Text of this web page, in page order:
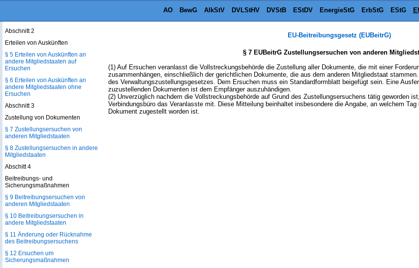
AO BewG AlkStV DVLStHV DVStB EStDV EnergieStG ErbStG EStG
EU-Beitreibungsgesetz (EUBeitrG)
§ 7 EUBeitrG Zustellungsersuchen von anderen
(1) Auf Ersuchen veranlasst die Vollstreckungsbehörde die Zustellung aller Dokumente, die mit einer
zusammenhängen, einschließlich der gerichtlichen Dokumente, die aus dem anderen Mitgliedstaat
des Verwaltungszustellungsgesetzes. Dem Ersuchen muss ein Standardformblatt beigefügt sein. Eine
zuzustellenden Dokumenten ist dem Empfänger auszuhändigen.
(2) Unverzüglich nachdem die Vollstreckungsbehörde auf Grund des Zustellungsersuchens tätig geworden
Verbindungsbüro das Veranlasste mit. Diese Mitteilung beinhaltet insbesondere die Angabe, an welchem
Dokument zugestellt worden ist.
Ersuchen
Abschnitt 2
Erteilen von Auskünften
§ 5 Erteilen von Auskünften an
andere Mitgliedstaaten auf
Ersuchen
§ 6 Erteilen von Auskünften an
andere Mitgliedstaaten ohne
Ersuchen
Abschnitt 3
Zustellung von Dokumenten
§ 7 Zustellungsersuchen von
anderen Mitgliedstaaten
§ 8 Zustellungsersuchen in andere
Mitgliedstaaten
Abschitt 4
Beitreibungs- und
Sicherungsmaßnahmen
§ 9 Beitreibungsersuchen von
anderen Mitgliedstaaten
§ 10 Beitreibungsersuchen in
andere Mitgliedstaaten
§ 11 Änderung oder Rücknahme
des Beitreibungsersuchens
§ 12 Ersuchen um
Sicherungsmaßnahmen